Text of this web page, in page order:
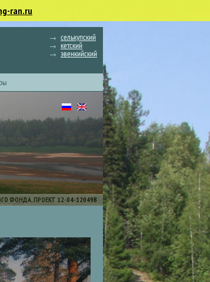
ran.ru
селькупский
кетский
эвенкийский
ФОНДА, ПРОЕКТ 12-04-12049В